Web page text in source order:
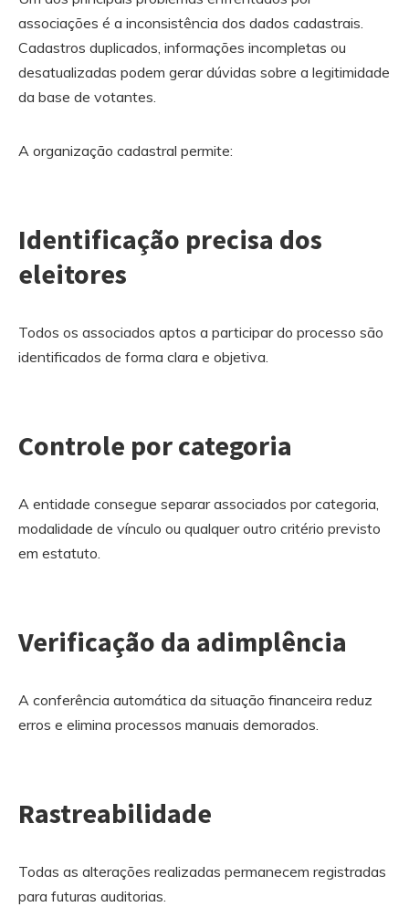
associações é a inconsistência dos dados cadastrais.
Cadastros duplicados, informações incompletas ou
desatualizadas podem gerar dúvidas sobre a legitimidade
da base de votantes.
A organização cadastral permite:
Identificação precisa dos
eleitores
Todos os associados aptos a participar do processo são
identificados de forma clara e objetiva.
Controle por categoria
A entidade consegue separar associados por categoria,
modalidade de vínculo ou qualquer outro critério previsto
em estatuto.
Verificação da adimplência
A conferência automática da situação financeira reduz
erros e elimina processos manuais demorados.
Rastreabilidade
Todas as alterações realizadas permanecem registradas
para futuras auditorias.